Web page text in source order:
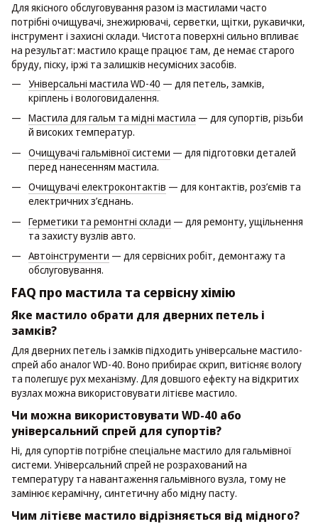
Для якісного обслуговування разом із мастилами часто
потрібні очищувачі, знежирювачі, серветки, щітки, рукавички,
інструмент і захисні склади. Чистота поверхні сильно впливає
на результат: мастило краще працює там, де немає старого
бруду, піску, іржі та залишків несумісних засобів.
Універсальні мастила WD-40 — для петель, замків,
кріплень і вологовидалення.
Мастила для гальм та мідні мастила — для супортів, різьби
й високих температур.
Очищувачі гальмівної системи — для підготовки деталей
перед нанесенням мастила.
Очищувачі електроконтактів — для контактів, роз’ємів та
електричних з’єднань.
Герметики та ремонтні склади — для ремонту, ущільнення
та захисту вузлів авто.
Автоінструменти — для сервісних робіт, демонтажу та
обслуговування.
FAQ про мастила та сервісну хімію
Яке мастило обрати для дверних петель і
замків?
Для дверних петель і замків підходить універсальне мастило-
спрей або аналог WD-40. Воно прибирає скрип, витісняє вологу
та полегшує рух механізму. Для довшого ефекту на відкритих
вузлах можна використовувати літієве мастило.
Чи можна використовувати WD-40 або
універсальний спрей для супортів?
Ні, для супортів потрібне спеціальне мастило для гальмівної
системи. Універсальний спрей не розрахований на
температуру та навантаження гальмівного вузла, тому не
замінює керамічну, синтетичну або мідну пасту.
Чим літієве мастило відрізняється від мідного?